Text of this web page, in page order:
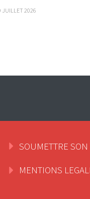
JUILLET 2026
SOUMETTRE SON
MENTIONS